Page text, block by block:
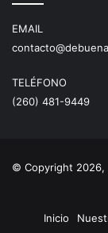
EMAIL
TELÉFONO
(260) 481-9449
© Copyright 2026,
Inicio